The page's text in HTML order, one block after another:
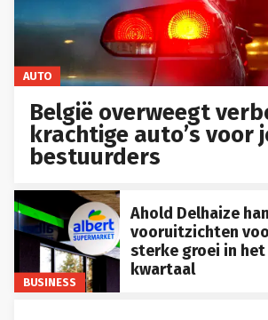
AUTO
België overweegt
krachtige auto’s voor
bestuurders
BUSINESS
Ahold Delhaize
vooruitzichten
sterke groei in
kwartaal